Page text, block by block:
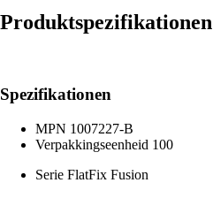
Produktspezifikationen
Spezifikationen
MPN 1007227-B
Verpakkingseenheid 100
Serie FlatFix Fusion